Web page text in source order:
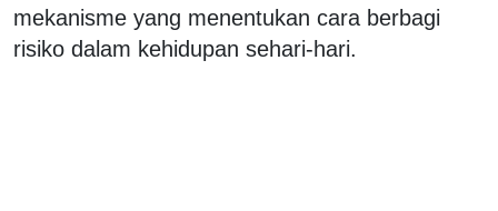
mekanisme yang menentukan cara berbagi
risiko dalam kehidupan sehari-hari.